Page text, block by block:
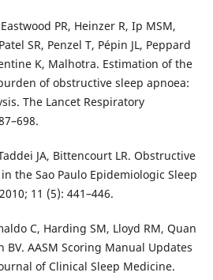
PR, Heinzer R, Ip MSM,
SR, Penzel T, Pépin JL, Peppard
K, Malhotra. Estimation of the
of obstructive sleep apnoea:
The Lancet Respiratory
JA, Bittencourt LR. Obstructive
the Sao Paulo Epidemiologic Sleep
11 (5): 441–446.
C, Harding SM, Lloyd RM, Quan
BV. AASM Scoring Manual Updates
of Clinical Sleep Medicine.